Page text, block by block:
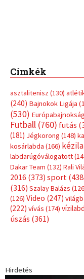
Címkék
(181)Jégkorong(148)